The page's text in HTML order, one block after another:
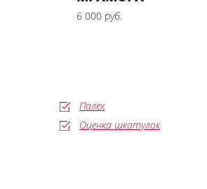
6 000 руб.
Палех
Оценка шкатулок